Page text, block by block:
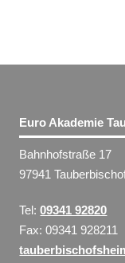
Euro Akademie
Bahnhofstraße 17
97941
Tel:09341 92820
Fax: 09341 928211